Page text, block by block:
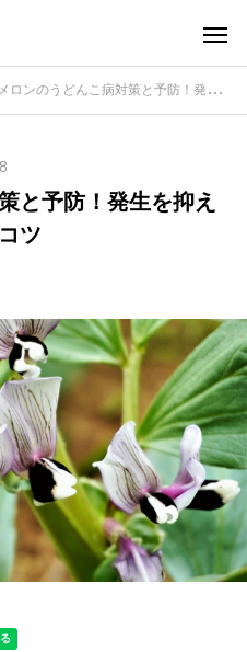
メロンのうどんこ病対策と予防！発生を抑える風通しと薬剤散布のコツ
と予防！発生を抑え
ツ